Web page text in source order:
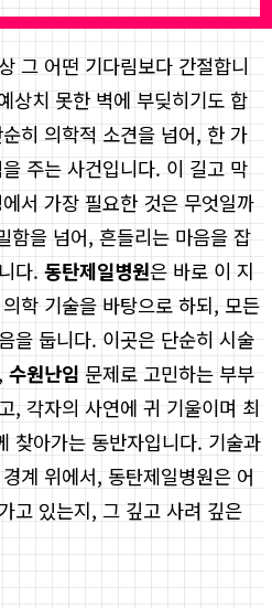
그 어떤 기다림보다 간절합니
상치 못한 벽에 부딪히기도 합
히 의학적 소견을 넘어, 한 가
주는 사건입니다. 이 길고 막
서 가장 필요한 것은 무엇일까
함을 넘어, 흔들리는 마음을 잡
다. 동탄제일병원은 바로 이 지
학 기술을 바탕으로 하되, 모든
을 둡니다. 이곳은 단순히 시술
수원난임 문제로 고민하는 부부
, 각자의 사연에 귀 기울이며 최
찾아가는 동반자입니다. 기술과
계 위에서, 동탄제일병원은 어
고 있는지, 그 깊고 사려 깊은